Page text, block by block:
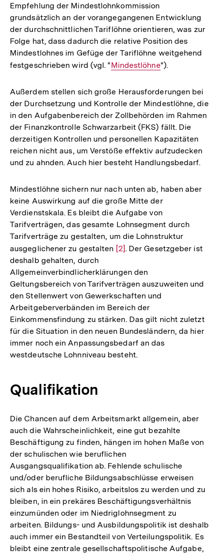
Fußnote
Empfehlung der Mindestlohnkommission
grundsätzlich an der vorangegangenen Entwicklung
der durchschnittlichen Tariflöhne orientieren, was zur
Folge hat, dass dadurch die relative Position des
Mindestlohnes im Gefüge der Tariflöhne weitgehend
festgeschrieben wird (vgl. "Interner
Mindestlöhne").
Außerdem stellen sich große Herausforderungen bei
der Durchsetzung und Kontrolle der Mindestlöhne, die
in den Aufgabenbereich der Zollbehörden im Rahmen
der Finanzkontrolle Schwarzarbeit (FKS) fällt. Die
derzeitigen Kontrollen und personellen Kapazitäten
reichen nicht aus, um Verstöße effektiv aufzudecken
und zu ahnden. Auch hier besteht Handlungsbedarf.
Mindestlöhne sichern nur nach unten ab, haben aber
keine Auswirkung auf die große Mitte der
Verdienstskala. Es bleibt die Aufgabe von
Tarifverträgen, das gesamte Lohnsegment durch
Tarifverträge zu gestalten, um die Lohnstruktur
ausgeglichener zu gestalten Zur
der
Fußnote
[2]. Der Gesetzgeber ist
deshalb gehalten, durch
Allgemeinverbindlicherklärungen den
Geltungsbereich von Tarifverträgen auszuweiten und
den Stellenwert von Gewerkschaften und
Arbeitgeberverbänden im Bereich der
Einkommensfindung zu stärken. Das gilt nicht zuletzt
für die Situation in den neuen Bundesländern, da hier
immer noch ein Anpassungsbedarf an das
westdeutsche Lohnniveau besteht.
Qualifikation
Die Chancen auf dem Arbeitsmarkt allgemein, aber
auch die Wahrscheinlichkeit, eine gut bezahlte
Beschäftigung zu finden, hängen im hohen Maße von
der schulischen wie beruflichen
Ausgangsqualifikation ab. Fehlende schulische
und/oder berufliche Bildungsabschlüsse erweisen
sich als ein hohes Risiko, arbeitslos zu werden und zu
bleiben, in ein prekäres Beschäftigungsverhältnis
einzumünden oder im Niedriglohnsegment zu
arbeiten. Bildungs- und Ausbildungspolitik ist deshalb
auch immer ein Bestandteil von Verteilungspolitik. Es
bleibt eine zentrale gesellschaftspolitische Aufgabe,